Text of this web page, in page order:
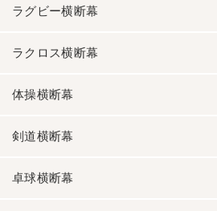
ラグビー横断幕
ラクロス横断幕
体操横断幕
剣道横断幕
卓球横断幕